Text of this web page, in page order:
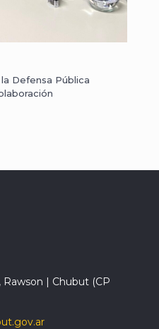
Defensa Pública
Rawson | Chubut (CP